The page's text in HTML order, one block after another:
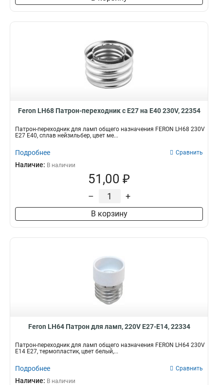
Feron LH68 Патрон-переходник с E27 на E40 230V, 22354
Патрон-переходник для ламп общего назначения FERON LH68 230V
E27 E40, сплав нейзильбер, цвет ме...
Подробнее Сравнить
Наличие: В наличии
51,00 ₽
– +
В корзину
Feron LH64 Патрон для ламп, 220V E27-E14, 22334
Патрон-переходник для ламп общего назначения FERON LH64 230V
E14 E27, термопластик, цвет белый,...
Подробнее Сравнить
Наличие: В наличии